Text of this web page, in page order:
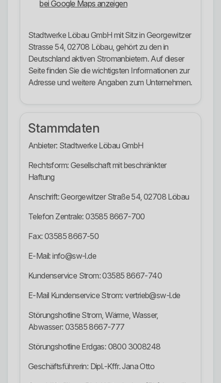
bei Google Maps anzeigen
Stadtwerke Löbau GmbH mit Sitz in Georgewitzer
Strasse 54, 02708 Löbau, gehört zu den in
Deutschland aktiven Stromanbietern. Auf dieser
Seite finden Sie die wichtigsten Informationen zur
Adresse und weitere Angaben zum Unternehmen.
Stammdaten
Anbieter: Stadtwerke Löbau GmbH
Rechtsform: Gesellschaft mit beschränkter
Haftung
Anschrift: Georgewitzer Straße 54, 02708 Löbau
Telefon Zentrale: 03585 8667-700
Fax: 03585 8667-50
E-Mail: info@sw-l.de
Kundenservice Strom: 03585 8667-740
E-Mail Kundenservice Strom: vertrieb@sw-l.de
Störungshotline Strom, Wärme, Wasser,
Abwasser: 03585 8667-777
Störungshotline Erdgas: 0800 3008248
Geschäftsführerin: Dipl.-Kffr. Jana Otto